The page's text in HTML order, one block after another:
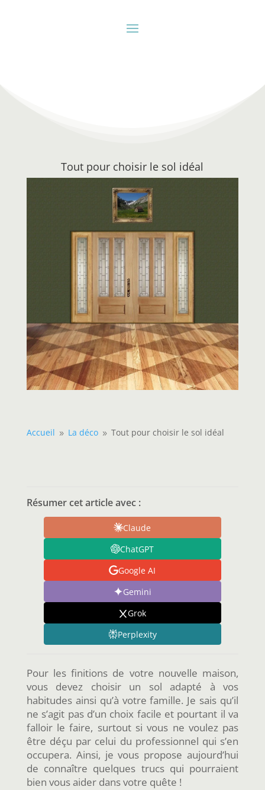
Tout pour choisir le sol idéal
Accueil 9 La déco 9 Tout pour choisir le sol idéal
Résumer cet article avec :
Claude
ChatGPT
Google AI
Gemini
Grok
Perplexity
Pour les finitions de votre nouvelle maison,
vous devez choisir un sol adapté à vos
habitudes ainsi qu’à votre famille. Je sais qu’il
ne s’agit pas d’un choix facile et pourtant il va
falloir le faire, surtout si vous ne voulez pas
être déçu par celui du professionnel qui s’en
occupera. Ainsi, je vous propose aujourd’hui
de connaître quelques trucs qui pourraient
bien vous aider dans votre quête !